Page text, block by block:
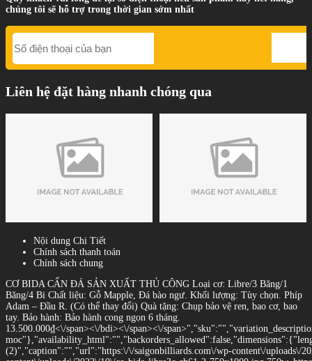
chúng tôi sẽ hỗ trợ trong thời gian sớm nhất
Liên hệ đặt hàng nhanh chóng qua
Nội dung Chi Tiết
Chính sách thanh toán
Chính sách chung
CƠ BIDA CẨN ĐÁ SẢN XUẤT THỦ CÔNG Loại cơ: Libre/3 Băng/1
Băng/4 Bi Chất liệu: Gỗ Mapple, Đá bào ngư. Khối lượng: Tùy chọn. Phíp
Adam – Đầu R. (Có thể thay đổi) Quà tặng: Chụp bảo vệ ren, bao cơ, bao
tay. Bảo hành: Bảo hành cong ngọn 6 tháng.
13.500.000₫<\/span><\/bdi><\/span><\/
(2)","caption":"","url":"https:\/\/saigonbilliards.com\/wp-content\/uploads\/